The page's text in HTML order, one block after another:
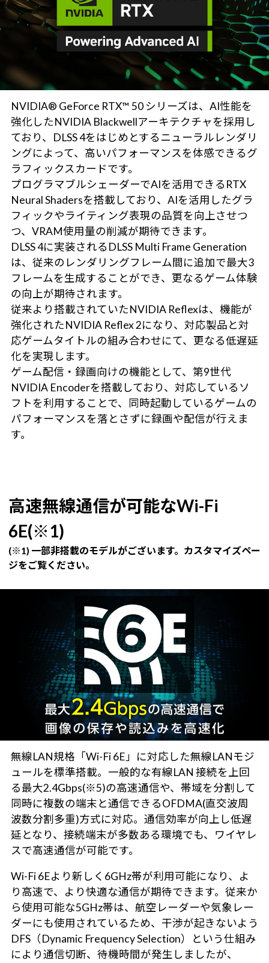
NVIDIA® GeForce RTX™ 50 シリーズは、AI性能を
強化したNVIDIA Blackwellアーキテクチャを採用し
ており、DLSS 4をはじめとするニューラルレンダリ
ングによって、高いパフォーマンスを体感できるグ
ラフィックスカードです。
プログラマブルシェーダーでAIを活用できるRTX
Neural Shadersを搭載しており、AIを活用したグラ
フィックやライティング表現の品質を向上させつ
つ、VRAM使用量の削減が期待できます。
DLSS 4に実装されるDLSS Multi Frame Generation
は、従来のレンダリングフレーム間に追加で最大3
フレームを生成することができ、更なるゲーム体験
の向上が期待されます。
従来より搭載されていたNVIDIA Reflexは、機能が
強化されたNVIDIA Reflex 2になり、対応製品と対
応ゲームタイトルの組み合わせにて、更なる低遅延
化を実現します。
ゲーム配信・録画向けの機能として、第9世代
NVIDIA Encoderを搭載しており、対応しているソ
フトを利用することで、同時起動しているゲームの
パフォーマンスを落とさずに録画や配信が行えま
す。
高速無線通信が可能なWi-Fi
6E(※1)
(※1) 一部非搭載のモデルがございます。カスタマイズペー
ジをご覧ください。
無線LAN規格「Wi-Fi 6E」に対応した無線LANモジ
ュールを標準搭載。一般的な有線LAN 接続を上回
る最大2.4Gbps(※5)の高速通信や、帯域を分割して
同時に複数の端末と通信できるOFDMA(直交波周
波数分割多重)方式に対応。通信効率が向上し低遅
延となり、接続端末が多数ある環境でも、ワイヤレ
スで高速通信が可能です。
Wi-Fi 6Eより新しく6GHz帯が利用可能になり、よ
り高速で、より快適な通信が期待できます。従来か
ら使用可能な5GHz帯は、航空レーダーや気象レー
ダーにも使用されているため、干渉が起きないよう
DFS（Dynamic Frequency Selection）という仕組み
により通信切断、待機時間が発生しましたが、